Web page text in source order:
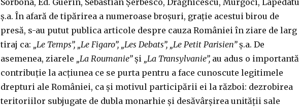
Sorbona, Ed. Guerin, Sebastian Șerbesco, Drăghicescu, Murgoci, Lapedatu
ș.a. În afară de tipărirea a numeroase broșuri, grație acestui birou de
presă, s-au putut publica articole despre cauza României în ziare de larg
tiraj ca: „Le Temps”, „Le Figaro”, „Les Debats”, „Le Petit Parisien”ș.a. De
asemenea, ziarele „La Roumanie”și „La Transylvanie”,au adus o importantă
contribuție la acțiunea ce se purta pentru a face cunoscute legitimele
drepturi ale României, ca și motivul participării ei la război: dezrobirea
teritoriilor subjugate de dubla monarhie și desăvârșirea unității sale